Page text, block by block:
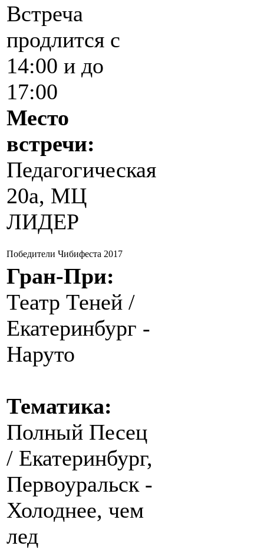
Встреча
продлится с
14:00 и до
17:00
Место
встречи:
Педагогическая
20а, МЦ
ЛИДЕР
Победители Чибифеста 2017
Гран-При:
Театр Теней /
Екатеринбург -
Наруто
Тематика:
Полный Песец
/ Екатеринбург,
Первоуральск -
Холоднее, чем
лед